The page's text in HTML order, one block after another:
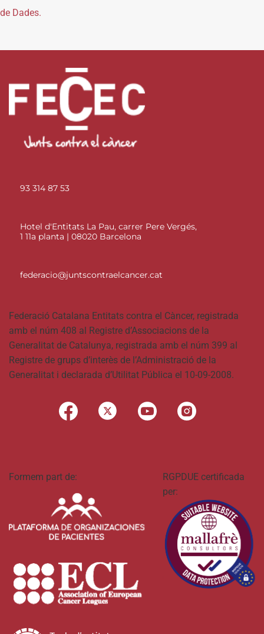
de Dades.
93 314 87 53
Hotel d'Entitats La Pau, carrer Pere Vergés,
1 11a planta | 08020 Barcelona
federacio@juntscontraelcancer.cat
Federació Catalana Entitats contra el Càncer, registrada
amb el núm 408 al Registre d’Associacions de la
Generalitat de Catalunya, registrada amb el núm 399 al
Registre de grups d’interès de l’Administració de la
Generalitat i declarada d’Utilitat Pública el 10-09-2008.
Formem part de:
RGPDUE certificada
per: